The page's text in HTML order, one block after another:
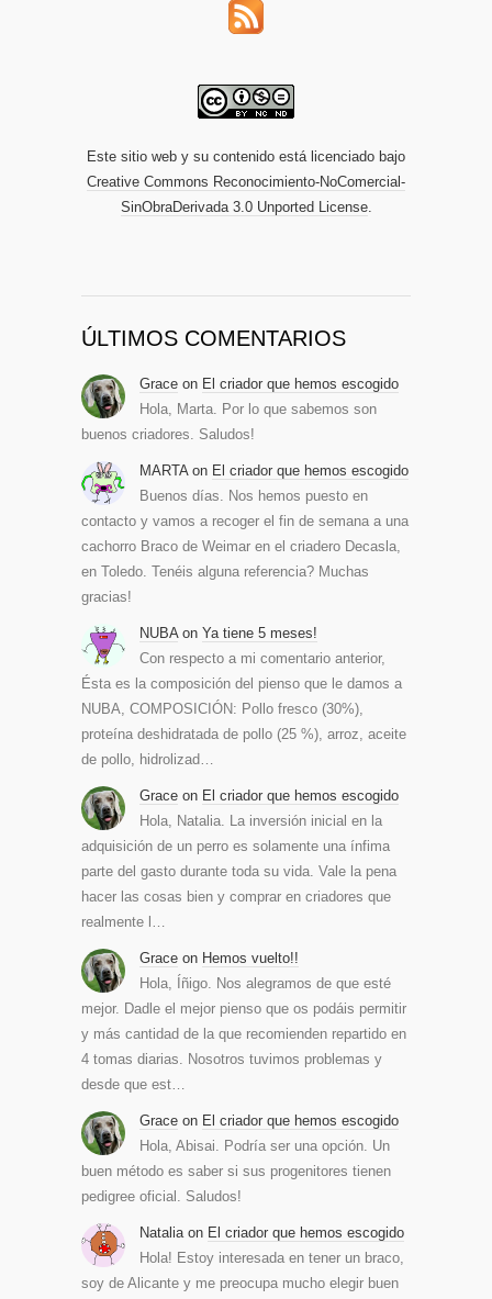
Este sitio web y su contenido está licenciado bajo
Creative Commons Reconocimiento-NoComercial-
SinObraDerivada 3.0 Unported License.
ÚLTIMOS COMENTARIOS
Grace on El criador que hemos escogido
Hola, Marta. Por lo que sabemos son
buenos criadores. Saludos!
MARTA on El criador que hemos escogido
Buenos días. Nos hemos puesto en
contacto y vamos a recoger el fin de semana a una
cachorro Braco de Weimar en el criadero Decasla,
en Toledo. Tenéis alguna referencia? Muchas
gracias!
NUBA on Ya tiene 5 meses!
Con respecto a mi comentario anterior,
Ésta es la composición del pienso que le damos a
NUBA, COMPOSICIÓN: Pollo fresco (30%),
proteína deshidratada de pollo (25 %), arroz, aceite
de pollo, hidrolizad…
Grace on El criador que hemos escogido
Hola, Natalia. La inversión inicial en la
adquisición de un perro es solamente una ínfima
parte del gasto durante toda su vida. Vale la pena
hacer las cosas bien y comprar en criadores que
realmente l…
Grace on Hemos vuelto!!
Hola, Íñigo. Nos alegramos de que esté
mejor. Dadle el mejor pienso que os podáis permitir
y más cantidad de la que recomienden repartido en
4 tomas diarias. Nosotros tuvimos problemas y
desde que est…
Grace on El criador que hemos escogido
Hola, Abisai. Podría ser una opción. Un
buen método es saber si sus progenitores tienen
pedigree oficial. Saludos!
Natalia on El criador que hemos escogido
Hola! Estoy interesada en tener un braco,
soy de Alicante y me preocupa mucho elegir buen